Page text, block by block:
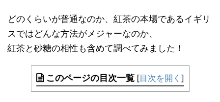
どのくらいが普通なのか、紅茶の本場であるイギリ
スではどんな方法がメジャーなのか、
紅茶と砂糖の相性も含めて調べてみました！
このページの目次一覧 [目次を開く ]